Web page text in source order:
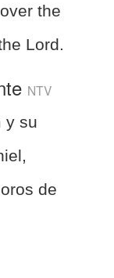
the
Lord.
NTV
y su
de